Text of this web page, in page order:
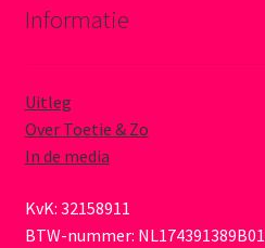
Informatie
Uitleg
Over Toetie & Zo
In de media
KvK: 32158911
BTW-nummer: NL174391389B01